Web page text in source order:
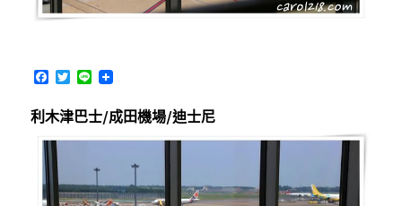
路
F
c
e
o
o
k
T
i
t
L
n
e
利木津巴士/成田機場/迪士尼